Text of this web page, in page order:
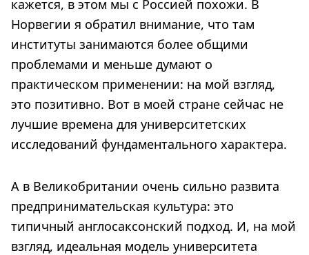
кажется, в этом мы с Россией похожи. В
Норвегии я обратил внимание, что там
институты занимаются более общими
проблемами и меньше думают о
практическом применении: на мой взгляд,
это позитивно. Вот в моей стране сейчас не
лучшие времена для университетских
исследований фундаментального характера.
А в Великобритании очень сильно развита
предпринимательская культура: это
типичный англосаксонский подход. И, на мой
взгляд, идеальная модель университета